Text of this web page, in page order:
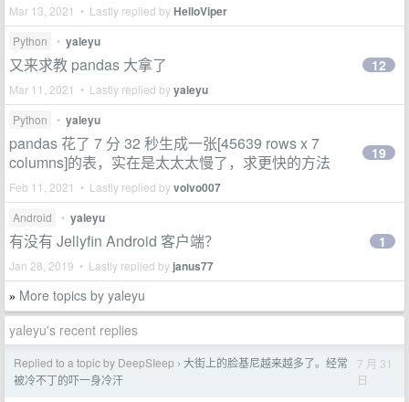
Mar 13, 2021 • Lastly replied byHelloViper
Python • yaleyu
又来求教 pandas 大拿了
Mar 11, 2021 • Lastly replied byyaleyu
12
Python • yaleyu
pandas 花了 7 分 32 秒生成一张[45639 rows x 7
columns]的表，实在是太太太慢了，求更快的方法
Feb 11, 2021 • Lastly replied byvolvo007
19
Android • yaleyu
有没有 Jellyfin Android 客户端？
Jan 28, 2019 • Lastly replied by janus77
1
» More topics by yaleyu
yaleyu's recent replies
Replied to a topic by DeepSIeep › 大街上的脸基尼越来越多了。经常
被冷不丁的吓一身冷汗
7 月 31
日